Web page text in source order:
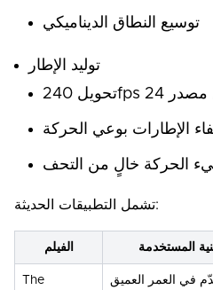
توسيع النطاق الديناميكي
توليد الإطار
الإطارات بوعي الحركة
الحركة خالٍ من التحف
تشمل التطبيقات الحديثة:
الفيلم المستخدمة
The
في العمر العميق